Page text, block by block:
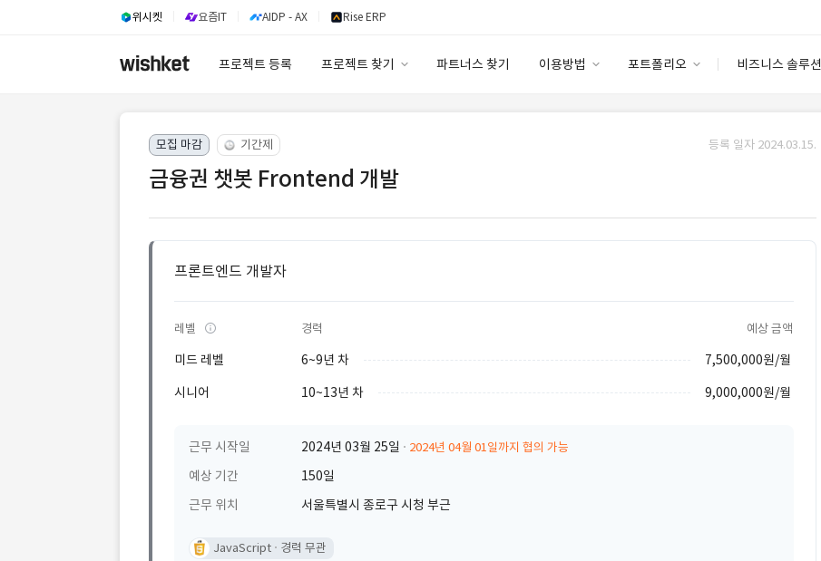
위시켓 요즘IT AIDP - AX Rise ERP
프로젝트 등록 프로젝트 찾기 파트너스 찾기 이용방법 포트폴리오 비즈니스 솔루션
안심 코드 케어
모집 마감 기간제 등록 일자 2024.03.15.
금융권 챗봇 Frontend 개발
프론트엔드 개발자
레벨 경력 예상 금액
미드 레벨 6~9년 차
7,500,000원/월
시니어
10~13년 차 9,000,000원/월
근무 시작일 2024년 03월 25일 2024년 04월 01일까지 협의 가능
예상 기간
150일
근무 위치
서울특별시 종로구 시청 부근
JavaScript 경력 무관